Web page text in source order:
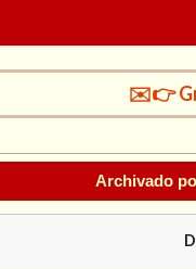
✉️👉
Archivado